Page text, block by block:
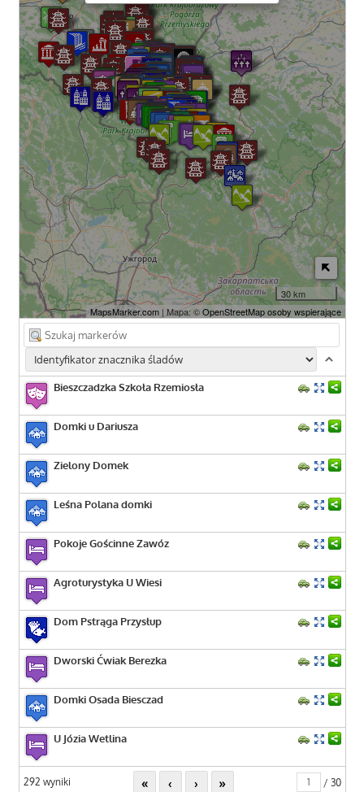
30 km
MapsMarker.com| Mapa: ©OpenStreetMap osoby wspierające
Bieszczadzka Szkoła Rzemiosła
Domki u Dariusza
Zielony Domek
Leśna Polana domki
Pokoje Gościnne Zawóz
Agroturystyka U Wiesi
Dom Pstrąga Przysłup
Dworski Ćwiak Berezka
Domki Osada Biesczad
U Józia Wetlina
292 wyniki « ‹ › » / 30